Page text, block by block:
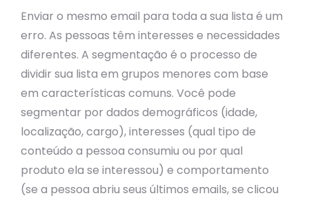
Enviar o mesmo email para toda a sua lista é um
erro. As pessoas têm interesses e necessidades
diferentes. A segmentação é o processo de
dividir sua lista em grupos menores com base
em características comuns. Você pode
segmentar por dados demográficos (idade,
localização, cargo), interesses (qual tipo de
conteúdo a pessoa consumiu ou por qual
produto ela se interessou) e comportamento
(se a pessoa abriu seus últimos emails, se clicou